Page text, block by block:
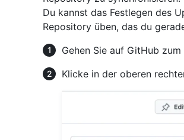
Du kannst das Festlegen des
Repository üben, das du
Gehen Sie auf GitHub zum
Klicke in der oberen